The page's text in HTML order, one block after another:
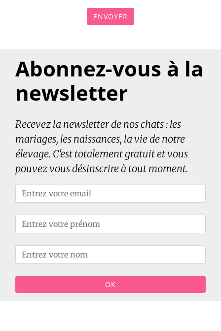
ENVOYER
Abonnez-vous à la
newsletter
Recevez la newsletter de nos chats : les
mariages, les naissances, la vie de notre
élevage. C'est totalement gratuit et vous
pouvez vous désinscrire à tout moment.
OK